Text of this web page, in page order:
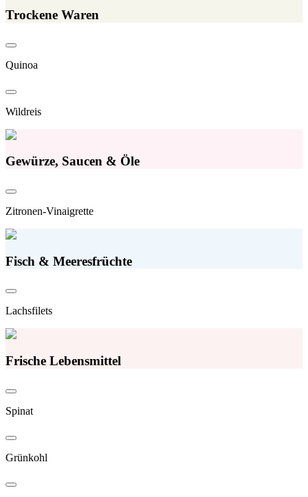
Trockene Waren
Quinoa
Wildreis
Gewürze, Saucen & Öle
Zitronen-Vinaigrette
Fisch & Meeresfrüchte
Lachsfilets
Frische Lebensmittel
Spinat
Grünkohl